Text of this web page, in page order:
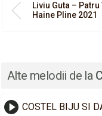
Liviu Guta –
Haine Pline 2021
Alte melodii de la
COSTEL BIJU SI